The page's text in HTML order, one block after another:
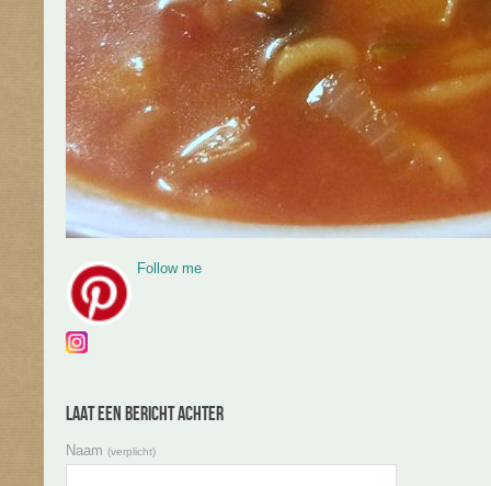
Follow me
Laat een bericht achter
Naam (verplicht)